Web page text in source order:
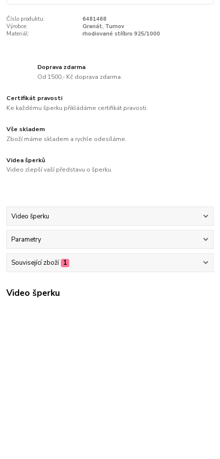
Číslo produktu:
6481468
Výrobce:
Granát, Turnov
Materiál:
rhodiované stříbro 925/1000
Doprava zdarma
Od 1500,- Kč doprava zdarma.
Certifikát pravosti
Ke každému šperku přikládáme certifikát pravosti.
Vše skladem
Zboží máme skladem a rychle odesíláme.
Videa šperků
Video zlepší vaší představu o šperku.
Video šperku
Parametry
Související zboží 1
Video šperku